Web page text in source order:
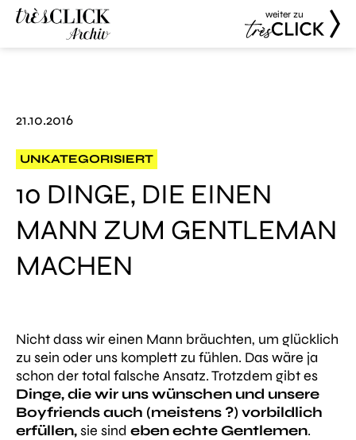
weiter zu
21.10.2016
UNKATEGORISIERT
10 DINGE, DIE EINEN
MANN ZUM GENTLEMAN
MACHEN
Nicht dass wir einen Mann bräuchten, um glücklich
zu sein oder uns komplett zu fühlen. Das wäre ja
schon der total falsche Ansatz. Trotzdem gibt es
Dinge, die wir uns wünschen und unsere
Boyfriends auch (meistens ?) vorbildlich
erfüllen,sie sind eben echte Gentlemen.